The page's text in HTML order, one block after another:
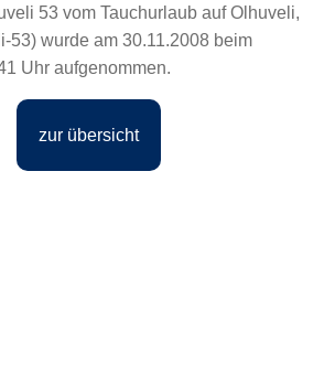
53 vom Tauchurlaub auf Olhuveli,
53) wurde am 30.11.2008 beim
Uhr aufgenommen.
zur übersicht